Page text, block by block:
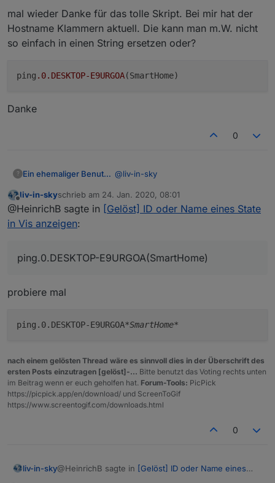
das iobroker59 ist der hostname meines rechners -
bei dir steht da sicher etwas anderes - ich glaube nur
"iobroker
mal wieder Danke für das tolle Skript. Bei mir hat der
Hostname Klammern aktuell. Die kann man m.W. nicht
so einfach in einen String ersetzen oder?
ping .0.DESKTOP-E9URGOA
Danke
0
? Ein ehemaliger Benutzer @liv-in-sky
Hallo,
einfach in einen String ersetzen oder?
Offline
liv-in-skyschrieb am 24. Jan. 2020, 08:01
zuletzt editiert von
@HeinrichB sagte in [Gelöst] ID oder Name eines State
in Vis anzeigen:
ping.0.DESKTOP-E9URGOA(SmartHome)
probiere mal
ping.0.DESKTOP-E9URGOA*SmartHome*
nach einem gelösten Thread wäre es sinnvoll dies in der Überschrift des
ersten Posts einzutragen [gelöst]-... Bitte benutzt das Voting rechts unten
im Beitrag wenn er euch geholfen hat. Forum-Tools: PicPick
https://picpick.app/en/download/ und ScreenToGif
https://www.screentogif.com/downloads.html
0
liv-in-sky@HeinrichB sagte in [Gelöst] ID oder Name eines